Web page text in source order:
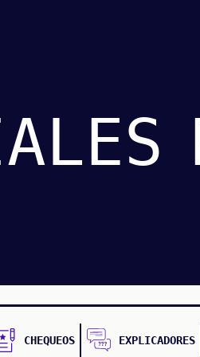
CHEQUEOS EXPLICADORES